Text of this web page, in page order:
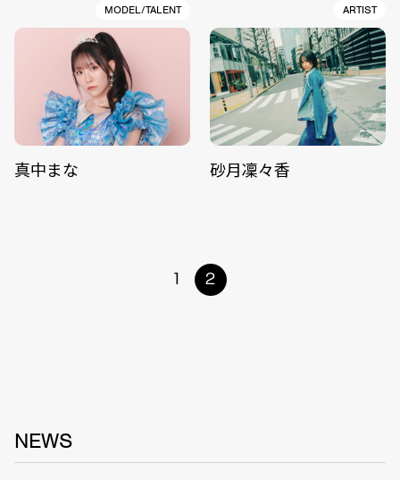
MODEL/TALENT
真中まな
ARTIST
砂月凜々香
1 2
NEWS